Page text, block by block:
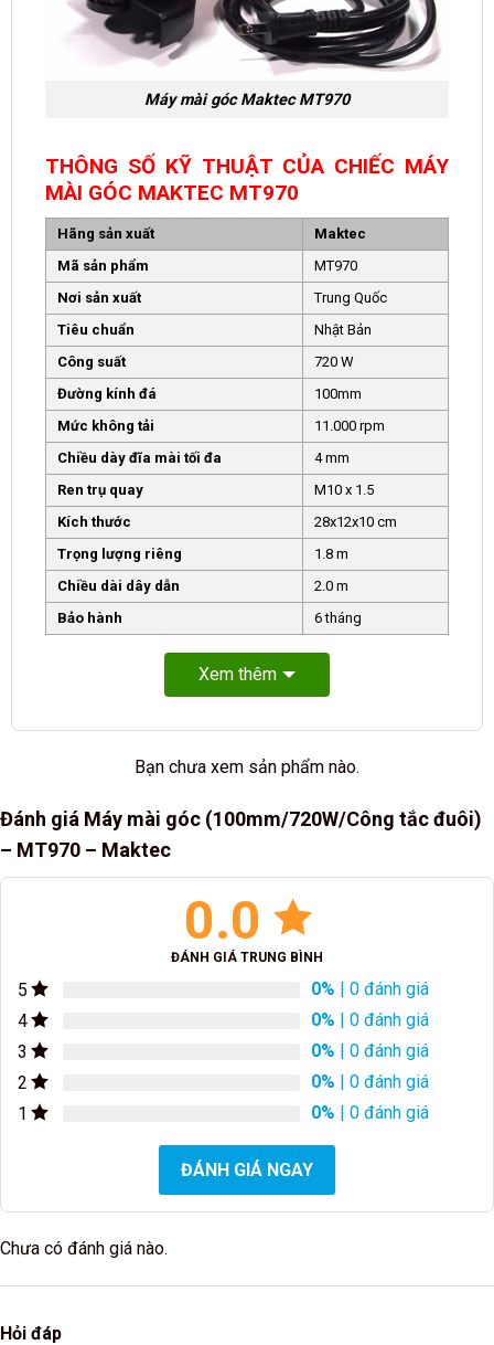
Máy mài góc Maktec MT970
THÔNG SỐ KỸ THUẬT CỦA CHIẾC MÁY
MÀI GÓC MAKTEC MT970
Hãng sản xuất
Maktec
Mã sản phẩm
MT970
Nơi sản xuất
Trung Quốc
Tiêu chuẩn
Nhật Bản
Công suất
720 W
Đường kính đá
100mm
Mức không tải
11.000 rpm
Chiều dày đĩa mài tối đa
4 mm
Ren trụ quay
M10 x 1.5
Kích thước
28x12x10 cm
Trọng lượng riêng
1.8 m
Chiều dài dây dẫn
2.0 m
Bảo hành
6 tháng
Xem thêm
Bạn chưa xem sản phẩm nào.
Đánh giá Máy mài góc (100mm/720W/Công tắc đuôi)
– MT970 – Maktec
0.0
ĐÁNH GIÁ TRUNG BÌNH
5 0% | 0 đánh giá
4
0% | 0 đánh giá
3
0% | 0 đánh giá
2
0% | 0 đánh giá
1
0% | 0 đánh giá
ĐÁNH GIÁ NGAY
Chưa có đánh giá nào.
Hỏi đáp